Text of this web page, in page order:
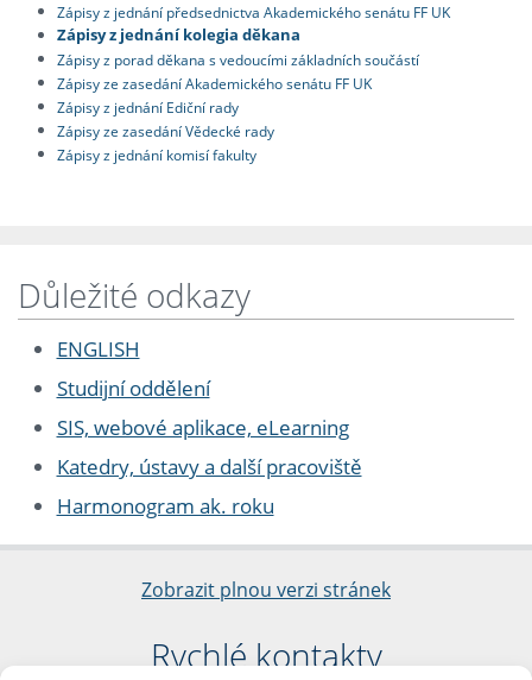
Zápisy z jednání předsednictva Akademického senátu FF UK
Zápisy z jednání kolegia děkana
Zápisy z porad děkana s vedoucími základních součástí
Zápisy ze zasedání Akademického senátu FF UK
Zápisy z jednání Ediční rady
Zápisy ze zasedání Vědecké rady
Zápisy z jednání komisí fakulty
Důležité odkazy
ENGLISH
Studijní oddělení
SIS, webové aplikace, eLearning
Katedry, ústavy a další pracoviště
Harmonogram ak. roku
Zobrazit plnou verzi stránek
Rychlé kontakty